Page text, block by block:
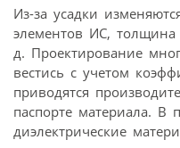
Из-за усадки
элементов ИС, толщина
д. Проектирование
вестись с учетом
приводятся
паспорте материала. В
диэлектрические